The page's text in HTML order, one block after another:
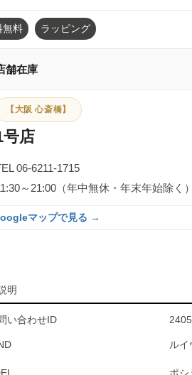
無料 ラッピング
舗在庫
【大阪 心斎橋】
号店
06-6211-1715
～21:00（年中無休・年末年始除く）
マップで見る →
明
い合わせID
ルイ